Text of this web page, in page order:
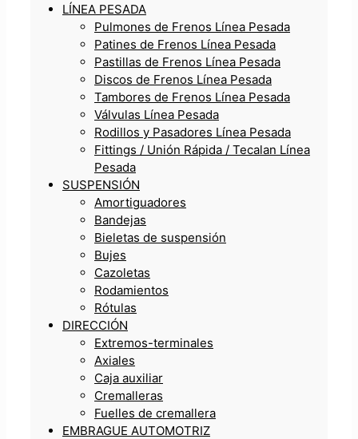
LÍNEA PESADA
Pulmones de Frenos Línea Pesada
Patines de Frenos Línea Pesada
Pastillas de Frenos Línea Pesada
Discos de Frenos Línea Pesada
Tambores de Frenos Línea Pesada
Válvulas Línea Pesada
Rodillos y Pasadores Línea Pesada
Fittings / Unión Rápida / Tecalan Línea
Pesada
SUSPENSIÓN
Amortiguadores
Bandejas
Bieletas de suspensión
Bujes
Cazoletas
Rodamientos
Rótulas
DIRECCIÓN
Extremos-terminales
Axiales
Caja auxiliar
Cremalleras
Fuelles de cremallera
EMBRAGUE AUTOMOTRIZ